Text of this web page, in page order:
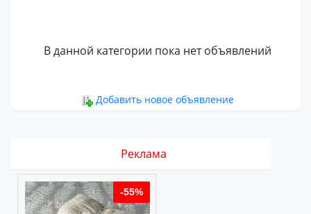
В данной категории пока нет объявлений
Добавить новое объявление
Реклама
-55%